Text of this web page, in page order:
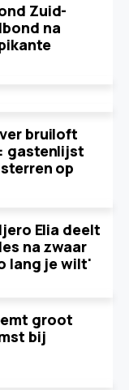
Zuid-
na
bruiloft
gastenlijst
op
Elia deelt
na zwaar
lang je wilt'
groot
bij